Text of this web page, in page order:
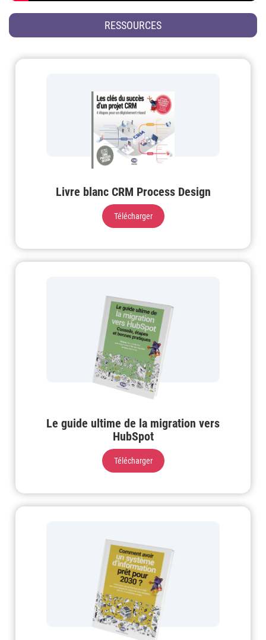
RESSOURCES
Livre blanc CRM Process Design
Télécharger
Le guide ultime de la migration vers
HubSpot
Télécharger